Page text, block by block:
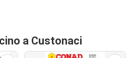
a Custonaci